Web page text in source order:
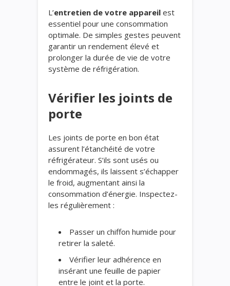
L’entretien de votre appareil est
essentiel pour une consommation
optimale. De simples gestes peuvent
garantir un rendement élevé et
prolonger la durée de vie de votre
système de réfrigération.
Vérifier les joints de
porte
Les joints de porte en bon état
assurent l’étanchéité de votre
réfrigérateur. S’ils sont usés ou
endommagés, ils laissent s’échapper
le froid, augmentant ainsi la
consommation d’énergie. Inspectez-
les régulièrement :
Passer un chiffon humide pour
retirer la saleté.
Vérifier leur adhérence en
insérant une feuille de papier
entre le joint et la porte.